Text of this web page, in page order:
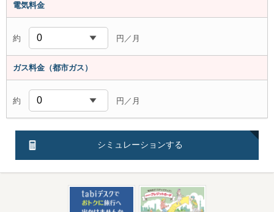
電気料金
約 円／月
ガス料金 （都市ガス）
約 円／月
シミュレーションする